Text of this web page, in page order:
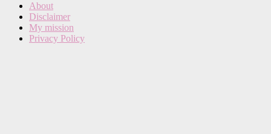
About
Disclaimer
My mission
Privacy Policy